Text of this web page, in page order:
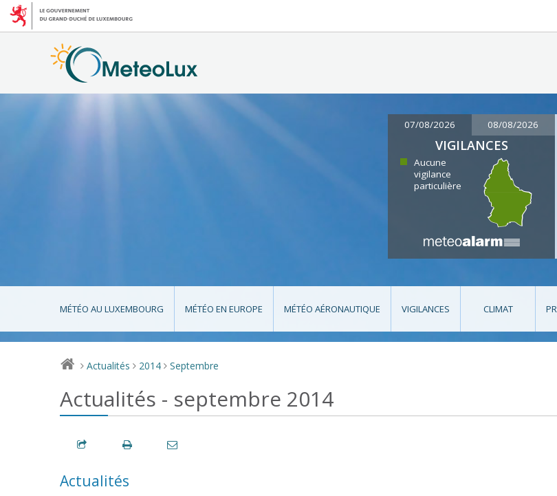
07/08/2026 08/08/2026
VIGILANCES
Aucune
vigilance
particulière
MÉTÉO AU LUXEMBOURG MÉTÉO EN EUROPE MÉTÉO AÉRONAUTIQUE VIGILANCES CLIMAT
> Actualités > 2014 > Septembre
Actualités - septembre 2014
Actualités